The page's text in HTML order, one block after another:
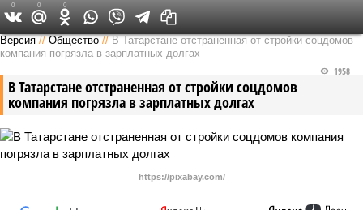
Версия в Татарстане
Версия //Общество //В Татарстане отстраненная от стройки соцдомов
компания погрязла в зарплатных долгах
В Татарстане отстраненная от стройки соцдомов
компания погрязла в зарплатных долгах
1958
https://pixabay.com/
0 0 0